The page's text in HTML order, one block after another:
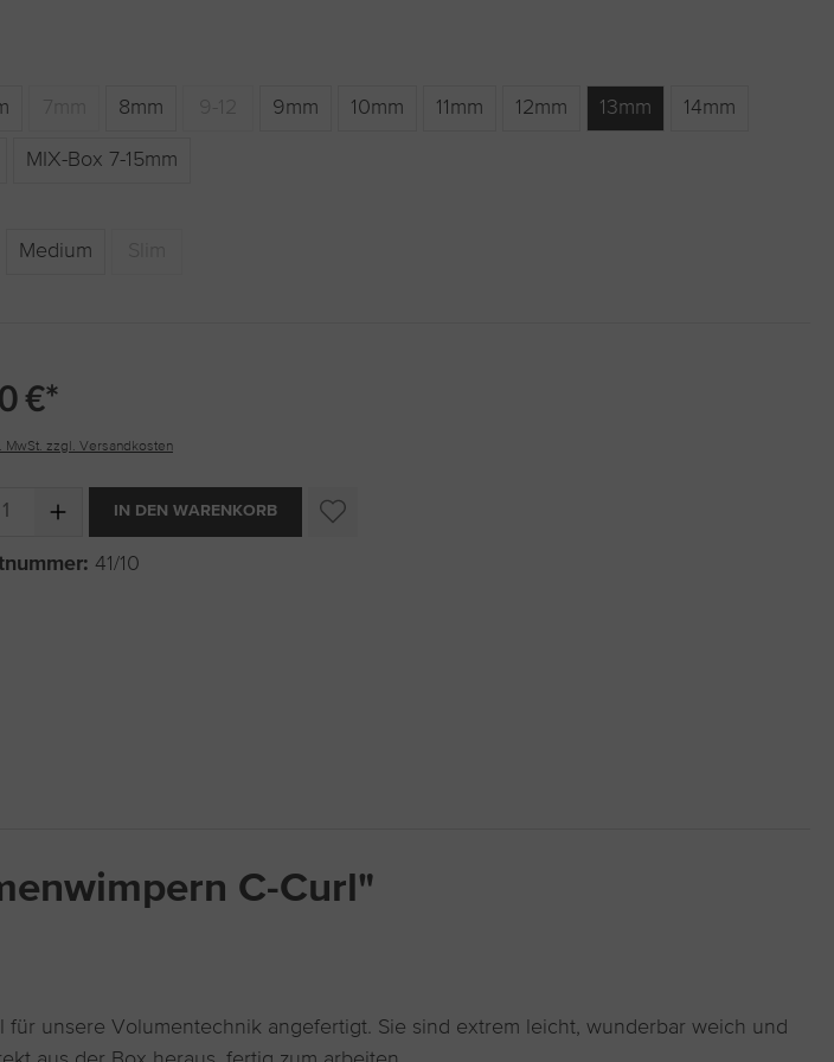
€*
MwSt. zzgl. Versandkosten
(Diese Option ist zurzeit nicht verfügbar.)
8mm (Diese Option ist zurzeit nicht verfügbar.)
9mm 10mm 11mm 12mm 13mm 14mm
MIX-Box 7-15mm
Medium
Gib den gewünschten Wert ein oder benutze die Schaltflächen um die Anzahl zu erhöhen oder zu
IN DEN WARENKORB
41/10
C-Curl"
für unsere Volumentechnik angefertigt. Sie sind extrem leicht, wunderbar weich und